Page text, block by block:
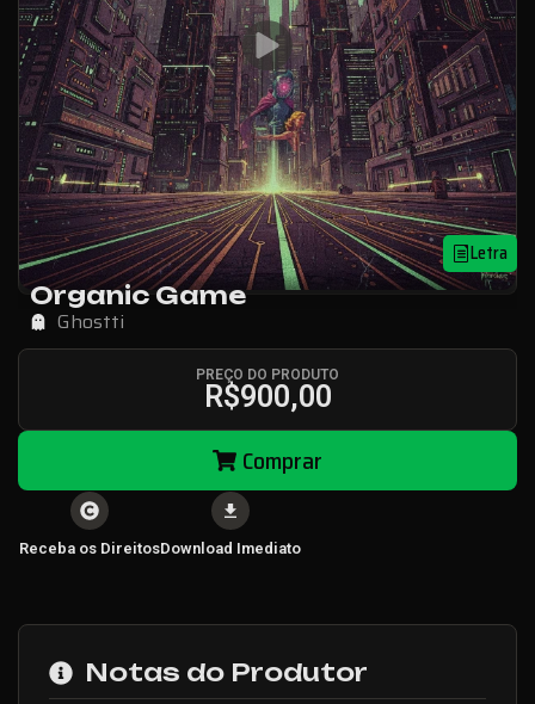
Letra
Organic Game
Ghostti
PREÇO DO PRODUTO
R$900,00
Comprar
Receba os DireitosDownload Imediato
Notas do Produtor